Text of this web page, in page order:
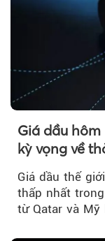
Giá dầu
kỳ vọng về
Giá dầu thế
thấp nhất
từ Qatar và Mỹ